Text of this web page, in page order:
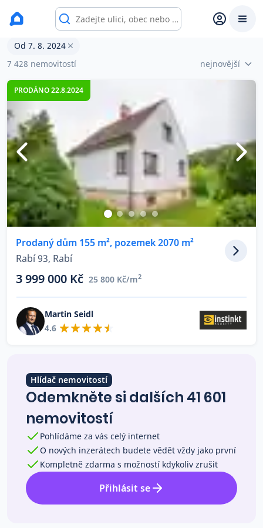
Prodej s Reas.cz
Chytrý odhad ceny
Ceny prodaných nemovitostí
Okamžitý výkup
Přehled realitních makléřů
Co říkají naši zákazníci
Blog
O nás
Prodané nemovitosti
Od 7. 8. 2024
7 428 nemovitostí
nejnovější
PRODÁNO 22.8.2024
Prodaný dům 155 m², pozemek 2070 m²
Rabí 93, Rabí
3 999 000 Kč 25 800 Kč/m2
Martin Seidl
4.6
Hlídač nemovitostí
Odemkněte si dalších 41 601
nemovitostí
Pohlídáme za vás celý internet
O nových inzerátech budete vědět vždy jako první
Kompletně zdarma s možností kdykoliv zrušit
Přihlásit se